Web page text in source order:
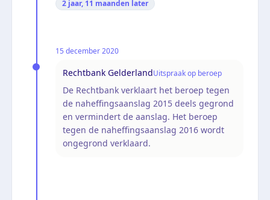
2 jaar, 11 maanden later
15 december 2020
Rechtbank GelderlandUitspraak op beroep
De Rechtbank verklaart het beroep tegen
de naheffingsaanslag 2015 deels gegrond
en vermindert de aanslag. Het beroep
tegen de naheffingsaanslag 2016 wordt
ongegrond verklaard.